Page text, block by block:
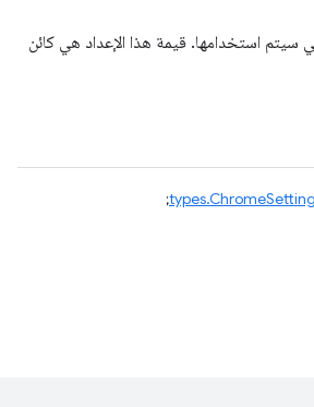
سيتم استخدامها. قيمة هذا الإعداد هي كائن
types.ChromeSetting